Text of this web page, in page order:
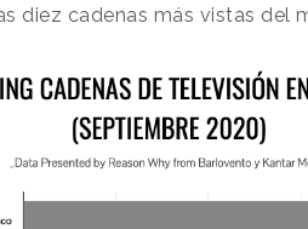
diez cadenas más vistas del